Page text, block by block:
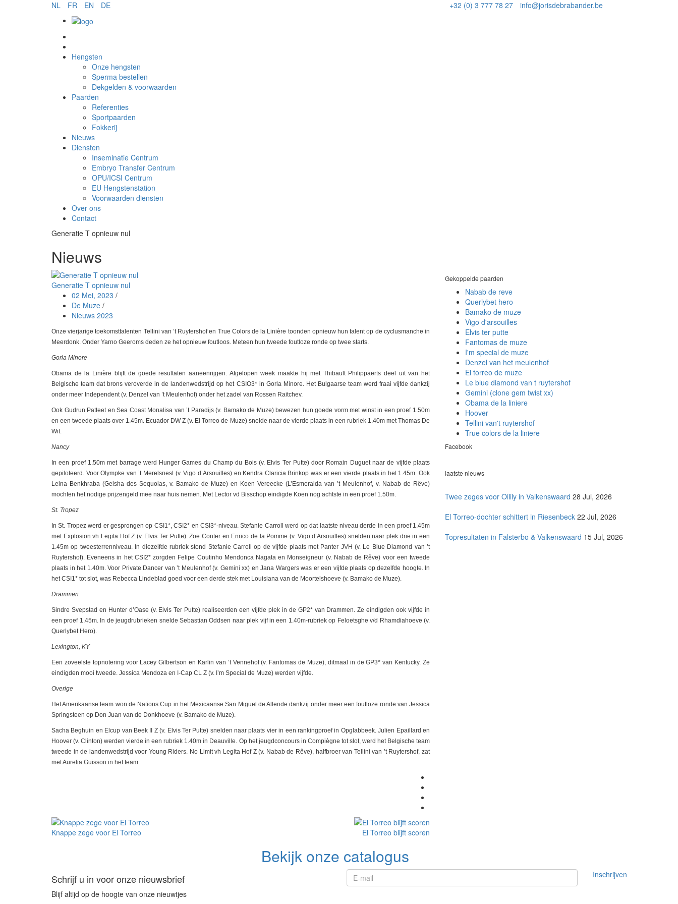
NL FR EN DE +32 (0) 3 777 78 27 info@jorisdebrabander.be
Hengsten
Onze hengsten
Sperma bestellen
Dekgelden & voorwaarden
Paarden
Referenties
Sportpaarden
Fokkerij
Nieuws
Diensten
Inseminatie Centrum
Embryo Transfer Centrum
OPU/ICSI Centrum
EU Hengstenstation
Voorwaarden diensten
Over ons
Contact
Generatie T opnieuw nul
Nieuws
Generatie T opnieuw nul
02 Mei, 2023 /
De Muze /
Nieuws 2023
Onze vierjarige toekomsttalenten Tellini van ’t Ruytershof en True Colors de la Linière toonden opnieuw hun talent op de cyclusmanche in
Meerdonk. Onder Yarno Geeroms deden ze het opnieuw foutloos. Meteen hun tweede foutloze ronde op twee starts.
Gorla Minore
Obama de la Linière blijft de goede resultaten aaneenrijgen. Afgelopen week maakte hij met Thibault Philippaerts deel uit van het
Belgische team dat brons veroverde in de landenwedstrijd op het CSIO3* in Gorla Minore. Het Bulgaarse team werd fraai vijfde dankzij
onder meer Independent (v. Denzel van ’t Meulenhof) onder het zadel van Rossen Raitchev.
Ook Gudrun Patteet en Sea Coast Monalisa van ’t Paradijs (v. Bamako de Muze) bewezen hun goede vorm met winst in een proef 1.50m
en een tweede plaats over 1.45m. Ecuador DW Z (v. El Torreo de Muze) snelde naar de vierde plaats in een rubriek 1.40m met Thomas De
Wit.
Nancy
In een proef 1.50m met barrage werd Hunger Games du Champ du Bois (v. Elvis Ter Putte) door Romain Duguet naar de vijfde plaats
gepiloteerd. Voor Olympke van ’t Merelsnest (v. Vigo d’Arsouilles) en Kendra Claricia Brinkop was er een vierde plaats in het 1.45m. Ook
Leina Benkhraba (Geisha des Sequoias, v. Bamako de Muze) en Koen Vereecke (L’Esmeralda van ’t Meulenhof, v. Nabab de Rêve)
mochten het nodige prijzengeld mee naar huis nemen. Met Lector vd Bisschop eindigde Koen nog achtste in een proef 1.50m.
St. Tropez
In St. Tropez werd er gesprongen op CSI1*, CSI2* en CSI3*-niveau. Stefanie Carroll werd op dat laatste niveau derde in een proef 1.45m
met Explosion vh Legita Hof Z (v. Elvis Ter Putte). Zoe Conter en Enrico de la Pomme (v. Vigo d’Arsouilles) snelden naar plek drie in een
1.45m op tweesterrenniveau. In diezelfde rubriek stond Stefanie Carroll op de vijfde plaats met Panter JVH (v. Le Blue Diamond van ’t
Ruytershof). Eveneens in het CSI2* zorgden Felipe Coutinho Mendonca Nagata en Monseigneur (v. Nabab de Rêve) voor een tweede
plaats in het 1.40m. Voor Private Dancer van ’t Meulenhof (v. Gemini xx) en Jana Wargers was er een vijfde plaats op dezelfde hoogte. In
het CSI1* tot slot, was Rebecca Lindeblad goed voor een derde stek met Louisiana van de Moortelshoeve (v. Bamako de Muze).
Drammen
Sindre Svepstad en Hunter d’Oase (v. Elvis Ter Putte) realiseerden een vijfde plek in de GP2* van Drammen. Ze eindigden ook vijfde in
een proef 1.45m. In de jeugdrubrieken snelde Sebastian Oddsen naar plek vijf in een 1.40m-rubriek op Feloetsghe v/d Rhamdiahoeve (v.
Querlybet Hero).
Lexington, KY
Een zoveelste topnotering voor Lacey Gilbertson en Karlin van ’t Vennehof (v. Fantomas de Muze), ditmaal in de GP3* van Kentucky. Ze
eindigden mooi tweede. Jessica Mendoza en I-Cap CL Z (v. I’m Special de Muze) werden vijfde.
Overige
Het Amerikaanse team won de Nations Cup in het Mexicaanse San Miguel de Allende dankzij onder meer een foutloze ronde van Jessica
Springsteen op Don Juan van de Donkhoeve (v. Bamako de Muze).
Sacha Beghuin en Elcup van Beek II Z (v. Elvis Ter Putte) snelden naar plaats vier in een rankingproef in Opglabbeek. Julien Epaillard en
Hoover (v. Clinton) werden vierde in een rubriek 1.40m in Deauville. Op het jeugdconcours in Compiègne tot slot, werd het Belgische team
tweede in de landenwedstrijd voor Young Riders. No Limit vh Legita Hof Z (v. Nabab de Rêve), halfbroer van Tellini van ’t Ruytershof, zat
met Aurelia Guisson in het team.
Knappe zege voor El Torreo El Torreo blijft scoren
Gekoppelde paarden
Nabab de reve
Querlybet hero
Bamako de muze
Vigo d'arsouilles
Elvis ter putte
Fantomas de muze
I'm special de muze
Denzel van het meulenhof
El torreo de muze
Le blue diamond van t ruytershof
Gemini (clone gem twist xx)
Obama de la liniere
Hoover
Tellini van't ruytershof
True colors de la liniere
Facebook
laatste nieuws
Twee zeges voor Oilily in Valkenswaard 28 Jul, 2026
El Torreo-dochter schittert in Riesenbeck 22 Jul, 2026
Topresultaten in Falsterbo & Valkenswaard 15 Jul, 2026
Bekijk onze catalogus
Schrijf u in voor onze nieuwsbrief
Blijf altijd op de hoogte van onze nieuwtjes
Inschrijven